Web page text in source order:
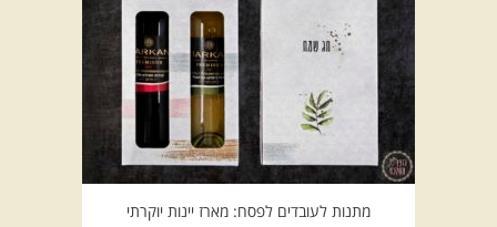
מתנות לעובדים לפסח: מארז יינות יוקרתי